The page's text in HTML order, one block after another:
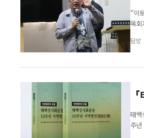
찬
“이
목회자들
준비
탐방
태백
주년